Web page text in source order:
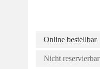
Online bestellbar
Nicht reservierbar